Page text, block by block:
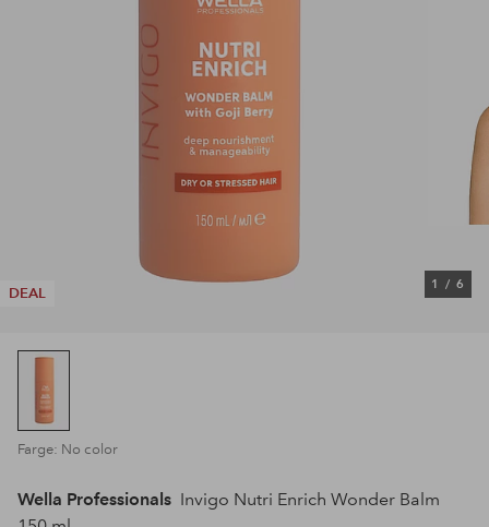
DEAL
1 / 6
Farge: No color
Wella Professionals Invigo Nutri Enrich Wonder Balm